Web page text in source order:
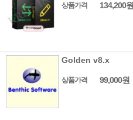
상품가격 134,200원
Golden v8.x
상품가격 99,000원